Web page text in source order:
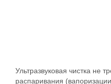
Ультразвуковая чистка не
распаривания